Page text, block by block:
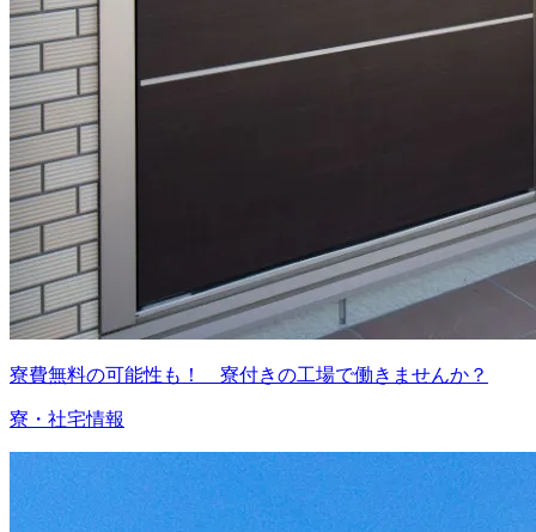
寮費無料の可能性も！ 寮付きの工場で働きませんか？
寮・社宅情報